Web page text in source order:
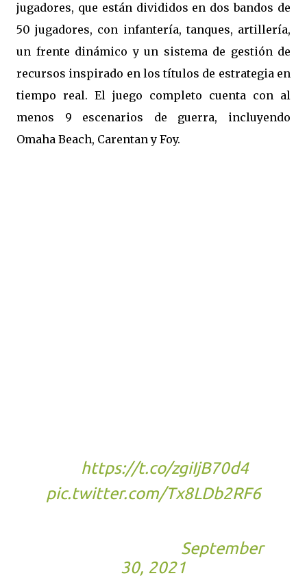
jugadores, que están divididos en dos bandos de
50 jugadores, con infantería, tanques, artillería,
un frente dinámico y un sistema de gestión de
recursos inspirado en los títulos de estrategia en
tiempo real. El juego completo cuenta con al
menos 9 escenarios de guerra, incluyendo
Omaha Beach, Carentan y Foy.
https://t.co/zgiIjB70d4
pic.twitter.com/Tx8LDb2RF6
September
30, 2021